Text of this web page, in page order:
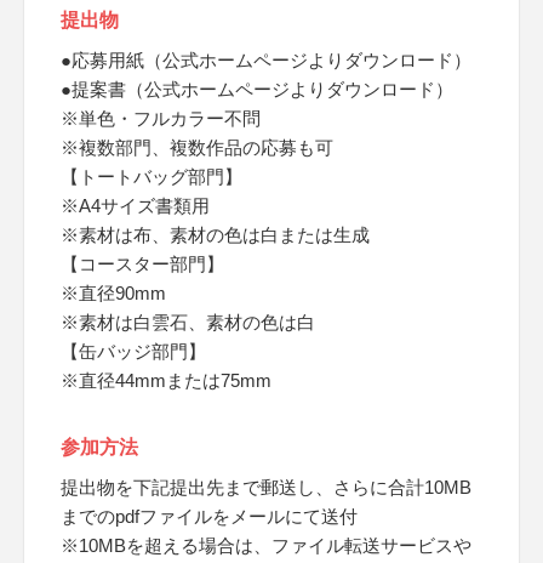
提出物
●応募用紙（公式ホームページよりダウンロード）
●提案書（公式ホームページよりダウンロード）
※単色・フルカラー不問
※複数部門、複数作品の応募も可
【トートバッグ部門】
※A4サイズ書類用
※素材は布、素材の色は白または生成
【コースター部門】
※直径90mm
※素材は白雲石、素材の色は白
【缶バッジ部門】
※直径44mmまたは75mm
参加方法
提出物を下記提出先まで郵送し、さらに合計10MB
までのpdfファイルをメールにて送付
※10MBを超える場合は、ファイル転送サービスや